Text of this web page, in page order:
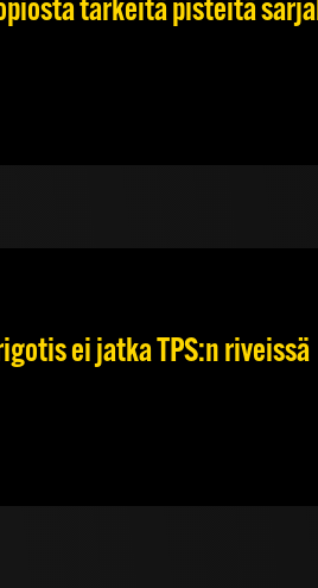
tärkeitä pisteitä
ei jatka TPS:n riveissä